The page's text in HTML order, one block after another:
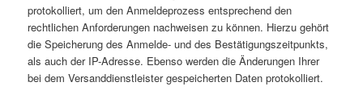
protokolliert, um den Anmeldeprozess entsprechend den
rechtlichen Anforderungen nachweisen zu können. Hierzu gehört
die Speicherung des Anmelde- und des Bestätigungszeitpunkts,
als auch der IP-Adresse. Ebenso werden die Änderungen Ihrer
bei dem Versanddienstleister gespeicherten Daten protokolliert.